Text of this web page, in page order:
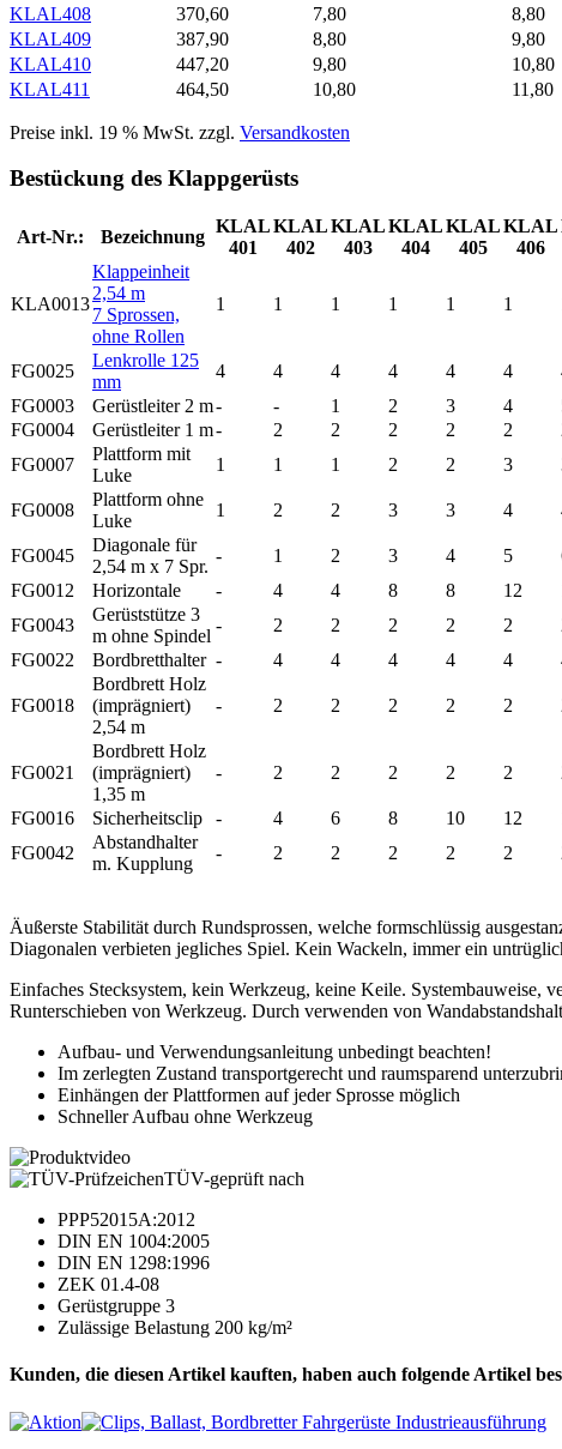
KLAL408
370,60 7,80 8,80
KLAL409
387,90 8,80 9,80
KLAL410
447,20 9,80 10,80
KLAL411
464,50 10,80 11,80
Preise inkl. 19 % MwSt. zzgl. Versandkosten
Bestückung des Klappgerüsts
Art-Nr.: Bezeichnung
KLAL
401
KLAL
402
KLAL
403
KLAL
404
KLAL
405
KLAL
406
KLA0013
Klappeinheit
2,54 m
7 Sprossen,
ohne Rollen
1 1 1 1 1 1
FG0025
Lenkrolle 125
mm
4 4 4 4 4 4
FG0003
Gerüstleiter 2 m- - 1 2 3 4
FG0004
Gerüstleiter 1 m- 2 2 2 2 2
FG0007
Plattform mit
Luke
1 1 1 2 2 3
FG0008
Plattform ohne
Luke
1 2 2 3 3 4
FG0045
Diagonale für
2,54 m x 7 Spr.
- 1 2 3 4 5
FG0012
Horizontale - 4 4 8 8 12
FG0043
Gerüststütze 3
m ohne Spindel
- 2 2 2 2 2
FG0022
Bordbretthalter - 4 4 4 4 4
FG0018
Bordbrett Holz
(imprägniert)
2,54 m
- 2 2 2 2 2
FG0021
Bordbrett Holz
(imprägniert)
1,35 m
- 2 2 2 2 2
FG0016 Sicherheitsclip - 4 6 8 10 12
FG0042
Abstandhalter
m. Kupplung
- 2 2 2 2 2
Äußerste Stabilität durch Rundsprossen, welche formschlüssig
Diagonalen verbieten jegliches Spiel. Kein Wackeln, immer ein
Einfaches Stecksystem, kein Werkzeug, keine Keile. Systembauweise,
Runterschieben von Werkzeug. Durch verwenden von
Aufbau- und Verwendungsanleitung unbedingt beachten!
Im zerlegten Zustand transportgerecht und raumsparend
Einhängen der Plattformen auf jeder Sprosse möglich
Schneller Aufbau ohne Werkzeug
TÜV-geprüft nach
PPP52015A:2012
DIN EN 1004:2005
DIN EN 1298:1996
ZEK 01.4-08
Gerüstgruppe 3
Zulässige Belastung 200 kg/m²
Kunden, die diesen Artikel kauften, haben auch folgende Artikel